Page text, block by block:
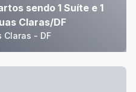
sendo 1 Suíte e 1
Claras/DF
Claras - DF